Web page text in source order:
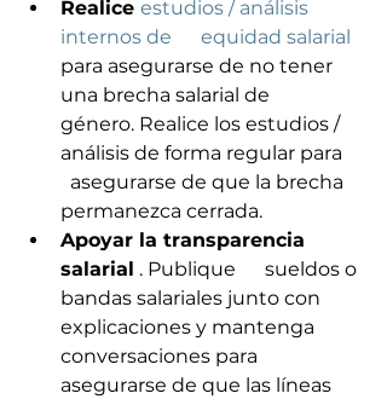
Realice estudios / análisis
internos de      equidad salarial
para asegurarse de no tener
una brecha salarial de
género. Realice los estudios /
análisis de forma regular para
  asegurarse de que la brecha
permanezca cerrada.
Apoyar la transparencia
salarial . Publique      sueldos o
bandas salariales junto con
explicaciones y mantenga
conversaciones para
asegurarse de que las líneas